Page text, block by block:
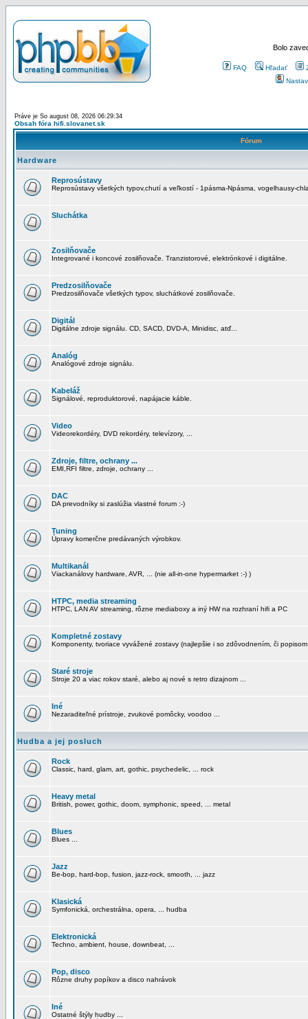
Bolo
FAQ Hľadať
Práve je So august 08, 2026 06:29:34
Obsah fóra hifi.slovanet.sk
Fórum
Hardware
Reprosústavy
Reprosústavy všetkých typov,chutí a veľkostí - 1pásma-Npásma, vogelhausy-
Sluchátka
Zosilňovače
Integrované i koncové zosilňovače. Tranzistorové, elektrónkové i digitálne.
Predzosilňovače
Predzosilňovače všetkých typov, sluchátkové zosilňovače.
Digitál
Digitálne zdroje signálu. CD, SACD, DVD-A, Minidisc, atď...
Analóg
Analógové zdroje signálu.
Kabeláž
Signálové, reproduktorové, napájacie káble.
Video
Videorekordéry, DVD rekordéry, televízory, ...
Zdroje, filtre, ochrany ...
EMI,RFI filtre, zdroje, ochrany ...
DAC
DA prevodníky si zaslúžia vlastné forum :-)
Tuning
Úpravy komerčne predávaných výrobkov.
Multikanál
Viackanálovy hardware, AVR, ... (nie all-in-one hypermarket :-) )
HTPC, media streaming
HTPC, LAN AV streaming, rôzne mediaboxy a iný HW na rozhraní hifi a PC
Kompletné zostavy
Komponenty, tvoriace vyvážené zostavy (najlepšie i so zdôvodnením, či
Staré stroje
Stroje 20 a viac rokov staré, alebo aj nové s retro dizajnom ...
Iné
Nezaraditeľné prístroje, zvukové pomôcky, voodoo ...
Hudba a jej posluch
Rock
Classic, hard, glam, art, gothic, psychedelic, ... rock
Heavy metal
British, power, gothic, doom, symphonic, speed, ... metal
Blues
Blues ...
Jazz
Be-bop, hard-bop, fusion, jazz-rock, smooth, ... jazz
Klasická
Symfonická, orchestrálna, opera, ... hudba
Elektronická
Techno, ambient, house, downbeat, ...
Pop, disco
Rôzne druhy popíkov a disco nahrávok
Iné
Ostatné štýly hudby ...